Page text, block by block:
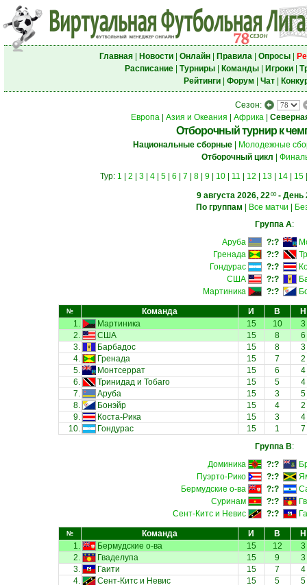
Главная| Новости| Онлайн| Правила| Опросы|
Расписание| Турниры| Команды| Игроки|
Рейтинги| Форум Чат|
Сезон:
Европа
Азия и Океания Африка
Отборочный турнир к
Национальные сборные|
Молодежные
Отборочный цикл
Тур: 1 2 3 4 5 6 7 8 9 10 11 12 13 14 15
9 августа 2026, 2200- День
По группам
Все матчи
Группа A:
Аруба
?:?
Гренада
?:?
Гондурас
?:?
США
?:?
Мартиника
?:?
№ Команда И В
Н
1.
Мартиника 15 10
3
2.
США 15 8
6
3.
Барбадос 15 8
3
4.
Гренада 15 7
2
5.
Монтсеррат 15 6
4
6.
Тринидад и Тобаго 15 5
4
7.
Аруба 15 3
5
8.
Бонэйр 15 4
2
9.
Коста-Рика 15 3
4
10.
Гондурас 15 1
7
Группа B:
Доминика
?:?
Пуэрто-Рико
?:?
Бермудские о-ва
?:?
Суринам
?:?
Сент-Китс и Невис
?:?
№ Команда И В
Н
1.
Бермудские о-ва 15 12
3
2.
Гваделупа 15 9
3
3.
Гаити 15 7
4
4.
Сент-Китс и Невис 15 5
5